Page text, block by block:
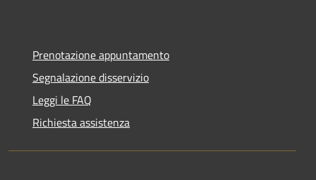
Prenotazione appuntamento
Segnalazione disservizio
Leggi le FAQ
Richiesta assistenza